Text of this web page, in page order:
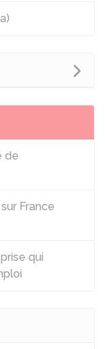
de
France
qui